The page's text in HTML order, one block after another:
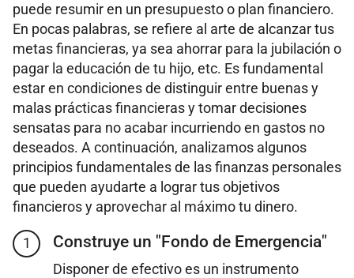
puede resumir en un presupuesto o plan financiero.
En pocas palabras, se refiere al arte de alcanzar tus
metas financieras, ya sea ahorrar para la jubilación o
pagar la educación de tu hijo, etc. Es fundamental
estar en condiciones de distinguir entre buenas y
malas prácticas financieras y tomar decisiones
sensatas para no acabar incurriendo en gastos no
deseados. A continuación, analizamos algunos
principios fundamentales de las finanzas personales
que pueden ayudarte a lograr tus objetivos
financieros y aprovechar al máximo tu dinero.
1 Construye un "Fondo de Emergencia"
Disponer de efectivo es un instrumento